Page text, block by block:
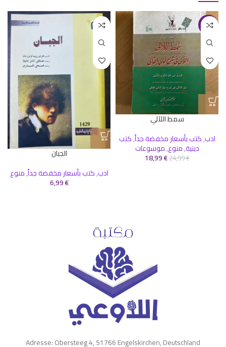
-24%
سمط اللآلي
ادب,كتب بأسعار مخفضة جداً,كتب
دينية,منوع,موسوعات
24,99€
18,99€
الجبان
ادب,كتب بأسعار مخفضة جداً,منوع
6,99€
Adresse: Obersteeg 4, 51766 Engelskirchen, Deutschland